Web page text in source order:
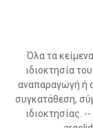
Όλα τα
ιδιοκτησία
αναπαραγωγή ή
συγκατάθεση,
ιδιοκτησίας.